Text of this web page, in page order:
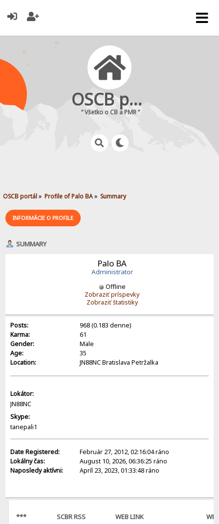
OSCB portál
“ Všetko o CB a PMR ”
OSCB portál» Profile of Palo BA» Summary
INFORMÁCIE O PROFILE
SUMMARY
Palo BA
Administrator
Offline
Zobraziť príspevky
Zobraziť štatistiky
Posts:
968 (0.183 denne)
Karma:
61
Gender:
Male
Age:
35
Location:
JN88NC Bratislava Petržalka
Lokátor:
JN88NC
Skype:
tanepali1
Date Registered:
Február 27, 2012, 02:16:04 ráno
Lokálny čas:
August 10, 2026, 06:36:25 ráno
Naposledy aktívni:
Apríl 23, 2023, 01:33:48 ráno
*** SCBR RSS WEB LINK
WEB